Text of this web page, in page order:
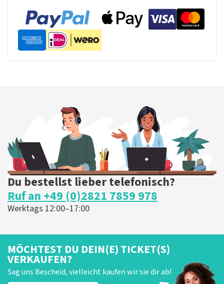
Du bestellst lieber telefonisch?
Ruf an +49 (0)2821 7859 978
Werktags 12:00–17:00
MÖCHTEST DU DEIN(E) TICKET(S)
VERKAUFEN?
Sag uns Bescheid, vielleicht kaufen wir sie dir ab!